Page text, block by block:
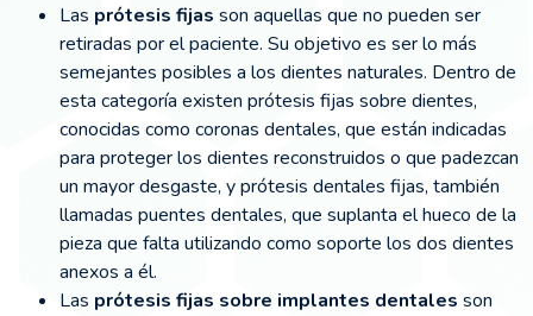
Las prótesis fijas son aquellas que no pueden ser
retiradas por el paciente. Su objetivo es ser lo más
semejantes posibles a los dientes naturales. Dentro de
esta categoría existen prótesis fijas sobre dientes,
conocidas como coronas dentales, que están indicadas
para proteger los dientes reconstruidos o que padezcan
un mayor desgaste, y prótesis dentales fijas, también
llamadas puentes dentales, que suplanta el hueco de la
pieza que falta utilizando como soporte los dos dientes
anexos a él.
Las prótesis fijas sobre implantes dentales son